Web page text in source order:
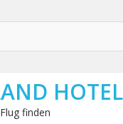
finden